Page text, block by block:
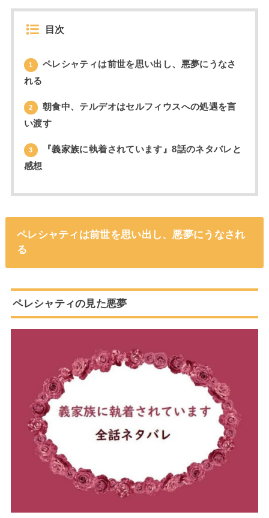
目次
1
ペレシャティは前世を思い出し、悪夢にうなさ
れる
2
朝食中、テルデオはセルフィウスへの処遇を言
い渡す
3
『義家族に執着されています』8話のネタバレと
感想
ペレシャティは前世を思い出し、悪夢にうなされ
る
ペレシャティの見た悪夢